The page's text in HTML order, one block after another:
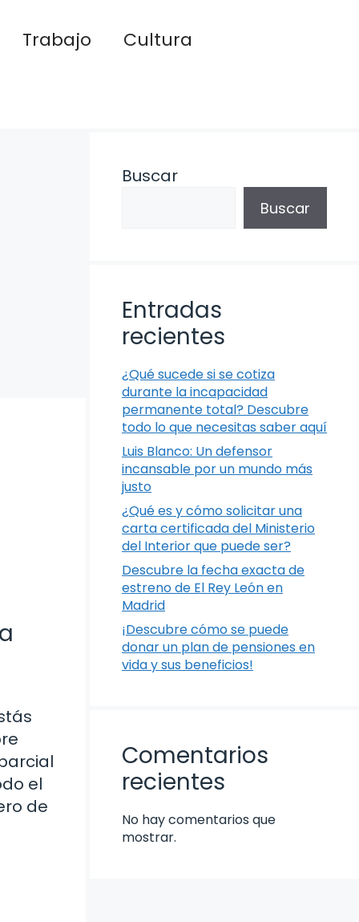
Trabajo Cultura
el
de
Buscar
Buscar
Entradas
recientes
¿Qué sucede si se cotiza
durante la incapacidad
permanente total? Descubre
todo lo que necesitas saber aquí
Luis Blanco: Un defensor
incansable por un mundo más
justo
¿Qué es y cómo solicitar una
carta certificada del Ministerio
del Interior que puede ser?
Descubre la fecha exacta de
estreno de El Rey León en
Madrid
¡Descubre cómo se puede
donar un plan de pensiones en
vida y sus beneficios!
Comentarios
recientes
No hay comentarios que
mostrar.